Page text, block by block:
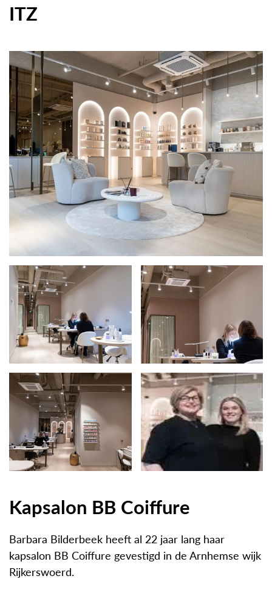
ITZ
Kapsalon BB Coiffure
Barbara Bilderbeek heeft al 22 jaar lang haar
kapsalon BB Coiffure gevestigd in de Arnhemse wijk
Rijkerswoerd.